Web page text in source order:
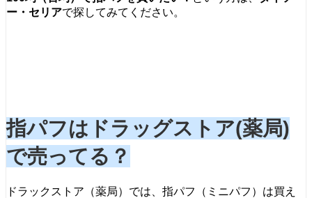
ー・セリアで探してみてください。
指パフはドラッグストア(薬局)
で売ってる？
ドラックストア（薬局）では、指パフ（ミニパフ）は買え